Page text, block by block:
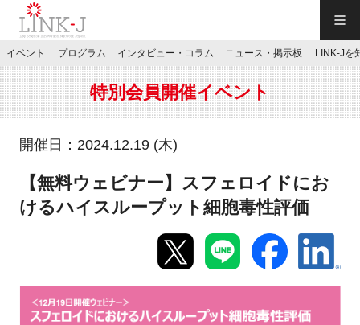
JP／EN
特別会員専用メニュー
お問い合わせ
イベント プログラム インタビュー・コラム ニュース・掲示板 LINK-Jを
特別会員開催イベント
開催日：2024.12.19 (木)
【無料ウェビナー】スフェロイドにお
けるハイスループット細胞毒性評価